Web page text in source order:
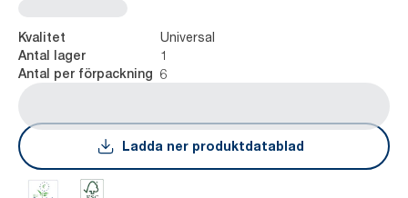
Kvalitet Universal
Antal lager 1
Antal per förpackning 6
Ladda ner produktdatablad